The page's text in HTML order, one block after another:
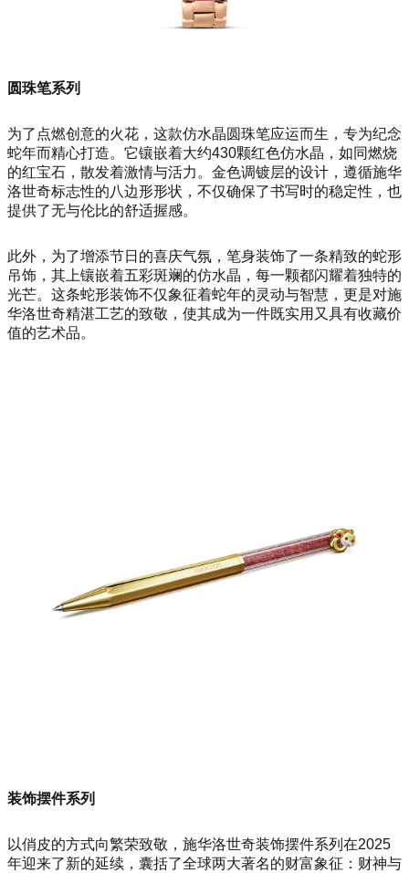
圆珠笔系列
为了点燃创意的火花，这款仿水晶圆珠笔应运而生，专为纪念
蛇年而精心打造。它镶嵌着大约430颗红色仿水晶，如同燃烧
的红宝石，散发着激情与活力。金色调镀层的设计，遵循施华
洛世奇标志性的八边形形状，不仅确保了书写时的稳定性，也
提供了无与伦比的舒适握感。
此外，为了增添节日的喜庆气氛，笔身装饰了一条精致的蛇形
吊饰，其上镶嵌着五彩斑斓的仿水晶，每一颗都闪耀着独特的
光芒。这条蛇形装饰不仅象征着蛇年的灵动与智慧，更是对施
华洛世奇精湛工艺的致敬，使其成为一件既实用又具有收藏价
值的艺术品。
装饰摆件系列
以俏皮的方式向繁荣致敬，施华洛世奇装饰摆件系列在2025
年迎来了新的延续，囊括了全球两大著名的财富象征：财神与